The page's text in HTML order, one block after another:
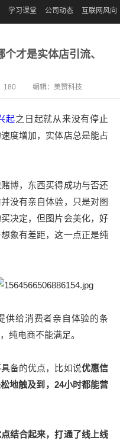
学习课堂 公司动态 互联网风向
才是实体店引流、
180 编辑： 美赞科技
起之日起就从来没有停止
度增加，实体店总是能占
博，东西买得成功与否还
没有亲自体验，只是对图
决定，但图片会美化，好
象有差距，这一点正是纯
供给消费者亲自体验的条
纯电商不能满足。
备的优点，比如说优惠信
地触及到，24小时都能营
结合起来，打通了线上线